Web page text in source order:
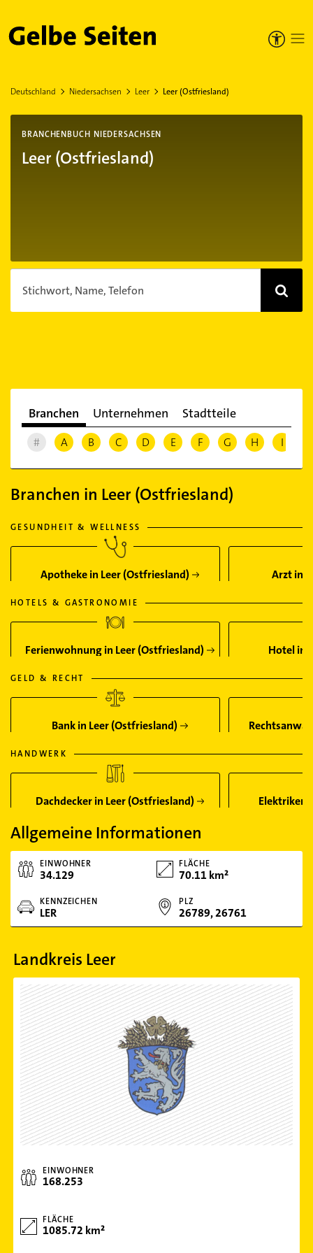
Gelbe Seiten
Deutschland Niedersachsen Leer Leer (Ostfriesland)
BRANCHENBUCH NIEDERSACHSEN
Leer (Ostfriesland)
Stichwort, Name, Telefon
Branchen Unternehmen Stadtteile
# A B C D E F G H I
Branchen in Leer (Ostfriesland)
GESUNDHEIT & WELLNESS
Apotheke in Leer (Ostfriesland) Arzt in
HOTELS & GASTRONOMIE
Ferienwohnung in Leer (Ostfriesland) Hotel in
GELD & RECHT
Bank in Leer (Ostfriesland)
HANDWERK
Dachdecker in Leer (Ostfriesland) Elektriker
Allgemeine Informationen
EINWOHNER
34.129
FLÄCHE
70.11 km²
KENNZEICHEN
LER
PLZ
26789, 26761
Landkreis Leer
EINWOHNER
168.253
FLÄCHE
1085.72 km²